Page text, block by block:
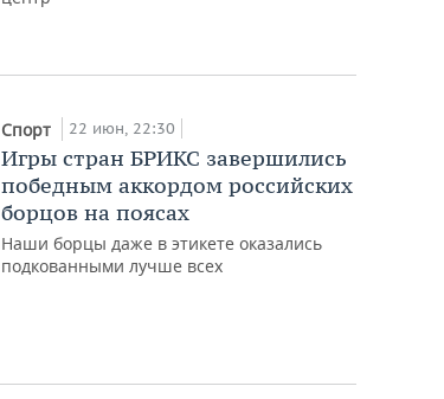
Спорт 22 июн, 22:30
Игры стран БРИКС завершились
победным аккордом российских
борцов на поясах
Наши борцы даже в этикете оказались
подкованными лучше всех